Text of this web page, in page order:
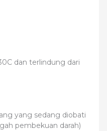
dan terlindung dari
yang sedang diobati
pembekuan darah)